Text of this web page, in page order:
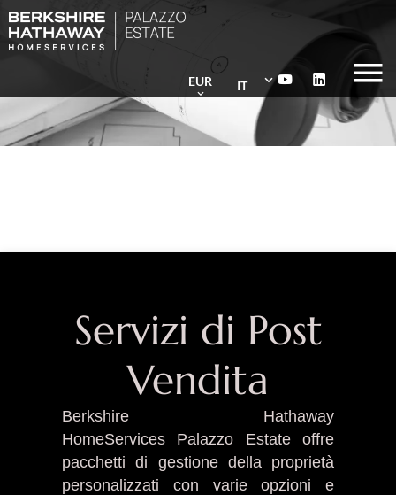
IT
EUR
Servizi di Post
Vendita
Berkshire Hathaway
HomeServices Palazzo Estate offre
pacchetti di gestione della proprietà
personalizzati con varie opzioni e